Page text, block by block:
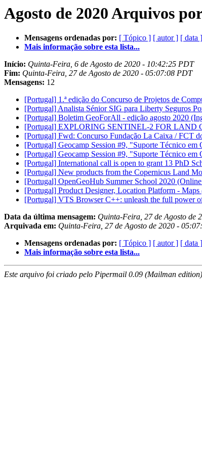
Agosto de 2020 Arquivos
Mensagens ordenadas por: [ Tópico ] [ autor ] [ data ]
Mais informação sobre esta lista...
Início: Quinta-Feira, 6 de Agosto de 2020 - 10:42:25 PDT
Fim: Quinta-Feira, 27 de Agosto de 2020 - 05:07:08 PDT
Mensagens: 12
[Portugal] 1.ª edição do Concurso de Projetos de
[Portugal] Analista Sénior SIG para Liberty Seguros
[Portugal] Boletim GeoForAll - edição agosto 2020
[Portugal] EXPLORING SENTINEL-2 FOR LAND
[Portugal] Fwd: Concurso Fundação La Caixa / FCT
[Portugal] Geocamp Session #9, "Suporte Técnico em
[Portugal] Geocamp Session #9, "Suporte Técnico em
[Portugal] International call is open to grant 13 PhD
[Portugal] New products from the Copernicus Land
[Portugal] OpenGeoHub Summer School 2020
[Portugal] Product Designer, Location Platform -
[Portugal] VTS Browser C++: unleash the full power
Data da última mensagem: Quinta-Feira, 27 de Agosto de
Arquivada em: Quinta-Feira, 27 de Agosto de 2020 -
Mensagens ordenadas por: [ Tópico ] [ autor ] [ data ]
Mais informação sobre esta lista...
Este arquivo foi criado pelo Pipermail 0.09 (Mailman